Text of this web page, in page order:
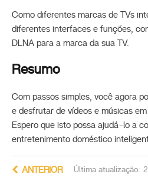
Como diferentes marcas de TVs
diferentes interfaces e funções,
DLNA para a marca da sua TV.
Resumo
Com passos simples, você agora
e desfrutar de vídeos e músicas
Espero que isto possa ajudá-lo a
entretenimento doméstico
Última atualização:
ANTERIOR